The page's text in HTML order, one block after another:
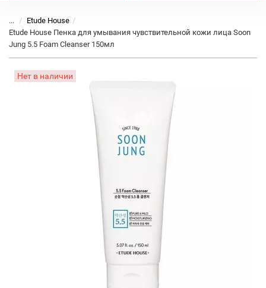
...
Etude House
Etude House Пенка для умывания чувствительной кожи лица Soon
Jung 5.5 Foam Cleanser 150мл
Нет в наличии